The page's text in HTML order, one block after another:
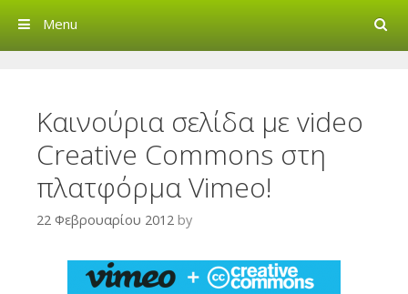
Creative Commons Search
Menu
Καινούρια σελίδα με video
Creative Commons στη
πλατφόρμα Vimeo!
22 Φεβρουαρίου 2012 by